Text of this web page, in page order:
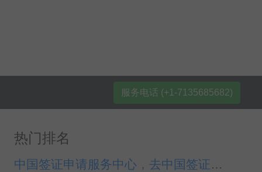
服务电话 (+1-7135685682)
热门排名
中国签证申请服务中心，去中国签证种类